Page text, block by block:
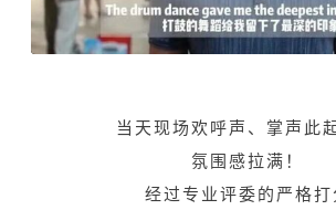
当天现场欢呼声、掌声此
氛围感拉满！
经过专业评委的严格打